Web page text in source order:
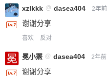
xzlkkk @ dasea404 2年前
谢谢分享
喜欢 反对
冕小罴 @ dasea404 2年前
谢谢分享